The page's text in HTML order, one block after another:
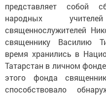
представляет собой
народных
священнослужителей
священнику Василию
время хранились в
Татарстан в личном
этого фонда
способствовало